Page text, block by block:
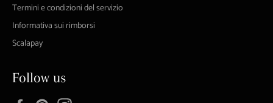
Termini e condizioni del servizio
Informativa sui rimborsi
Scalapay
Follow us